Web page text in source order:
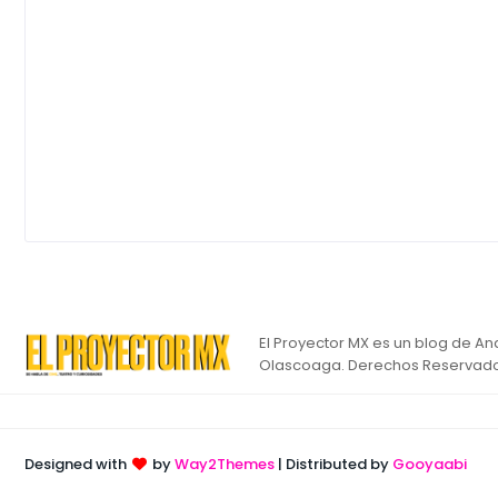
El Proyector MX es un blog de
Olascoaga. Derechos
Designed with byWay2Themes | Distributed by Gooyaabi